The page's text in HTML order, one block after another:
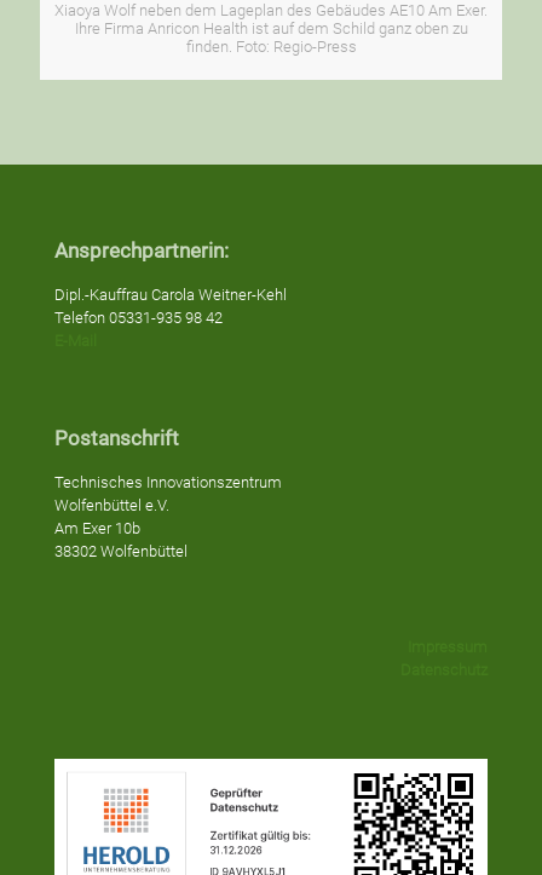
Xiaoya Wolf neben dem Lageplan des Gebäudes AE10 Am Exer.
Ihre Firma Anricon Health ist auf dem Schild ganz oben zu
finden. Foto: Regio-Press
Ansprechpartnerin:
Dipl.-Kauffrau Carola Weitner-Kehl
Telefon 05331-935 98 42
Postanschrift
Technisches Innovationszentrum
Wolfenbüttel e.V.
Am Exer 10b
38302 Wolfenbüttel